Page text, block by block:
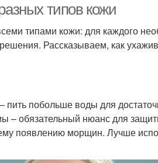
типов кожи
типами кожи: для каждого
Рассказываем, как
побольше воды для
– обязательный нюанс для
появлению морщин. Лучше